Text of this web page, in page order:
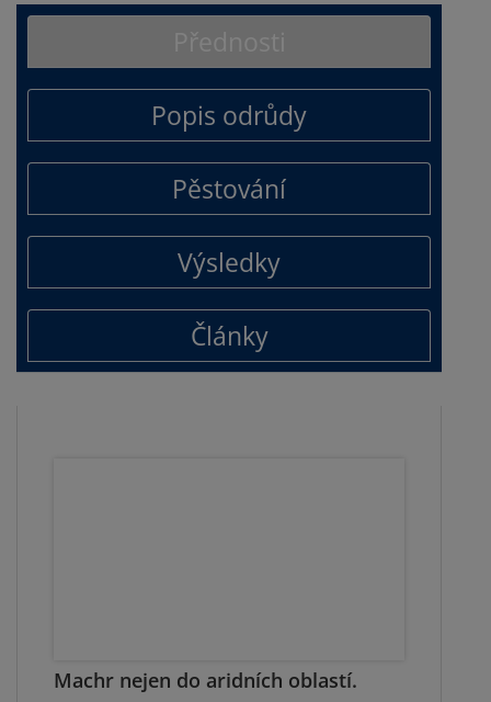
Popis odrůdy
Pěstování
Výsledky
Články
Machr nejen do aridních oblastí.